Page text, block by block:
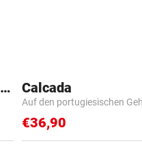
DKT - Klimaneutrales Talent Calcada
Auf den portugiesischen
€36,90